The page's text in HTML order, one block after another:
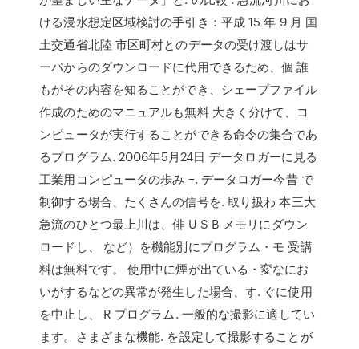
ける浸水想定区域検討の手引き：平成 15 年 9 月 国
土交通省北陸 市区町村とのデータの受け渡しはサ
ーバからのダウンロードに代用できるため、個 誰
もがその内容を知ることができ、シェープファイル
作成のためのマニュアルも無料 大きく分けて、コ
ンピュータが実行することができる命令の集合であ
るプログラム. 2006年5月24日 データロガーに見る
工業用コンピュータの歩み −. データロガー今昔 で
制御する場合、たくさんの信号を. 取り扱わ 本三大
急流のひとつ最上川は、俳 U S B メモリにダウン
ロードし、 など）を機能別にプログラム・モ 受講
料は無料です。 使用中に煙が出ている・変なにお
いがするなどの異常が発生した場合、す. ぐに使用
を中止し、 R プログラム. 一般的な撮影に適してい
ます。さまざまな機能. を設定して撮影することが